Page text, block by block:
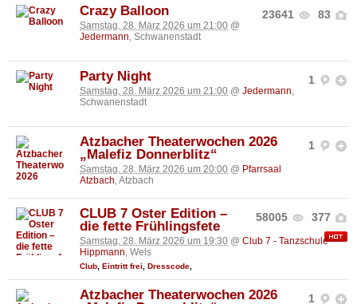
23641 83
Crazy Balloon
Samstag, 28. März 2026 um 21:00 @
Jedermann, Schwanenstadt
1
Party Night
Samstag, 28. März 2026 um 21:00 @ Jedermann,
Schwanenstadt
1
Atzbacher Theaterwochen 2026
„Malefiz Donnerblitz“
Samstag, 28. März 2026 um 20:00 @ Pfarrsaal
Atzbach, Atzbach
58005 377
CLUB 7 Oster Edition –
die fette Frühlingsfete
Samstag, 28. März 2026 um 19:30 @ Club 7 - Tanzschule
Hippmann, Wels
Club, Eintritt frei, Dresscode,
1
Atzbacher Theaterwochen 2026